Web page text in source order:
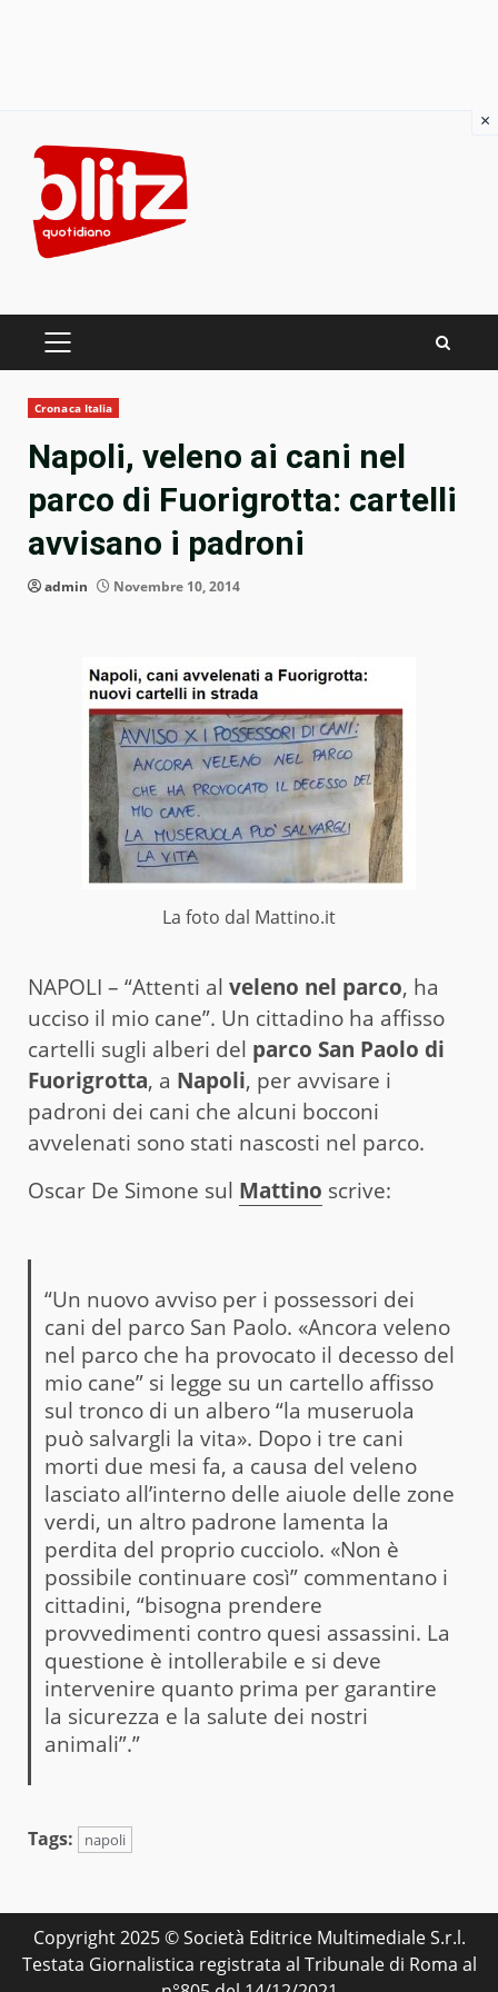
content
PRIMARY
Cronaca Italia
Napoli, veleno ai cani nel
parco di Fuorigrotta: cartelli
avvisano i padroni
admin Novembre 10, 2014
La foto dal Mattino.it
NAPOLI – “Attenti al veleno nel parco, ha
ucciso il mio cane”. Un cittadino ha affisso
cartelli sugli alberi del parco San Paolo di
Fuorigrotta, a Napoli, per avvisare i
padroni dei cani che alcuni bocconi
avvelenati sono stati nascosti nel parco.
Oscar De Simone sul Mattino scrive:
“Un nuovo avviso per i possessori dei
cani del parco San Paolo. «Ancora veleno
nel parco che ha provocato il decesso del
mio cane” si legge su un cartello affisso
sul tronco di un albero “la museruola
può salvargli la vita». Dopo i tre cani
morti due mesi fa, a causa del veleno
lasciato all’interno delle aiuole delle zone
verdi, un altro padrone lamenta la
perdita del proprio cucciolo. «Non è
possibile continuare così” commentano i
cittadini, “bisogna prendere
provvedimenti contro quesi assassini. La
questione è intollerabile e si deve
intervenire quanto prima per garantire
la sicurezza e la salute dei nostri
animali”.”
Tags: napoli
Copyright 2025 © Società Editrice Multimediale S.r.l.
Testata Giornalistica registrata al Tribunale di Roma al
×